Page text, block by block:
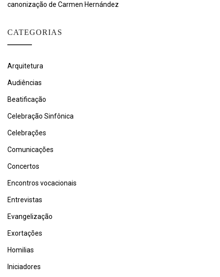
canonização de Carmen Hernández
CATEGORIAS
Arquitetura
Audiências
Beatificação
Celebração Sinfônica
Celebrações
Comunicações
Concertos
Encontros vocacionais
Entrevistas
Evangelização
Exortações
Homilias
Iniciadores